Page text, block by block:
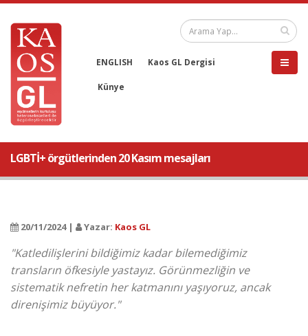
ENGLISH Kaos GL Dergisi
Künye
LGBTİ+ örgütlerinden 20 Kasım mesajları
20/11/2024 | Yazar: Kaos GL
"Katledilişlerini bildiğimiz kadar bilemediğimiz
transların öfkesiyle yastayız. Görünmezliğin ve
sistematik nefretin her katmanını yaşıyoruz, ancak
direnişimiz büyüyor."